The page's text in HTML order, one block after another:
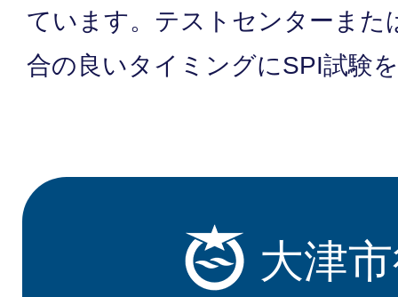
ています。テストセンターまた
合の良いタイミングにSPI試験
大津